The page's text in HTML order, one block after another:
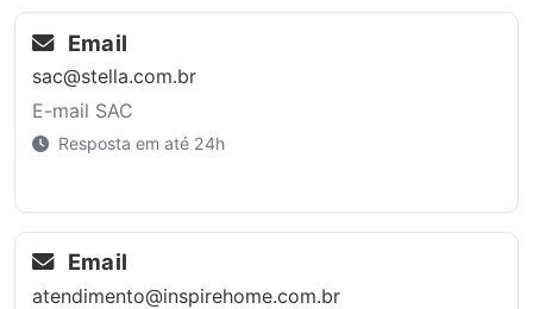
Email
sac@stella.com.br
E-mail SAC
Resposta em até 24h
Email
atendimento@inspirehome.com.br